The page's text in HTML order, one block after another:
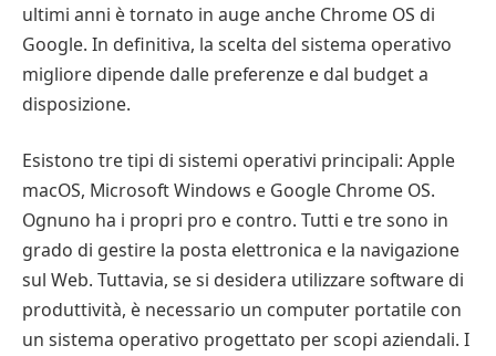
ultimi anni è tornato in auge anche Chrome OS di
Google. In definitiva, la scelta del sistema operativo
migliore dipende dalle preferenze e dal budget a
disposizione.
Esistono tre tipi di sistemi operativi principali: Apple
macOS, Microsoft Windows e Google Chrome OS.
Ognuno ha i propri pro e contro. Tutti e tre sono in
grado di gestire la posta elettronica e la navigazione
sul Web. Tuttavia, se si desidera utilizzare software di
produttività, è necessario un computer portatile con
un sistema operativo progettato per scopi aziendali. I